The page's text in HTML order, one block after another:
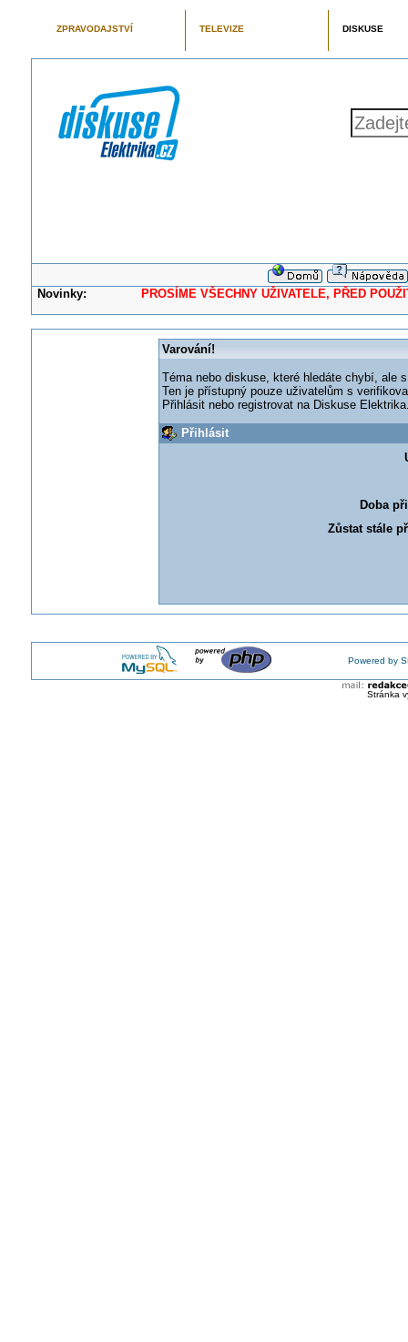
ZPRAVODAJSTVÍ TELEVIZE DISKUSE
Novinky: PROSÍME VŠECHNY UŽIVATELE, PŘED
Varování!
Téma nebo diskuse, které hledáte chybí, ale
Ten je přístupný pouze uživatelům s
Přihlásit nebo registrovat na Diskuse
Přihlásit
Doba
Zůstat stále
Powered by
Stránka